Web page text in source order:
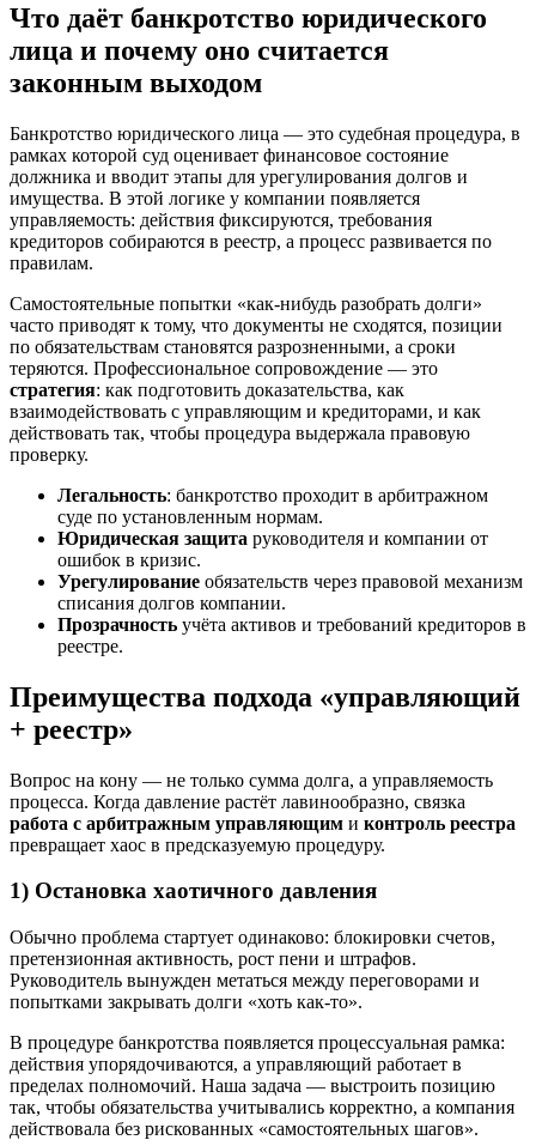
Что даёт банкротство юридического
лица и почему оно считается
законным выходом
Банкротство юридического лица — это судебная процедура, в
рамках которой суд оценивает финансовое состояние
должника и вводит этапы для урегулирования долгов и
имущества. В этой логике у компании появляется
управляемость: действия фиксируются, требования
кредиторов собираются в реестр, а процесс развивается по
правилам.
Самостоятельные попытки «как-нибудь разобрать долги»
часто приводят к тому, что документы не сходятся, позиции
по обязательствам становятся разрозненными, а сроки
теряются. Профессиональное сопровождение — это
стратегия: как подготовить доказательства, как
взаимодействовать с управляющим и кредиторами, и как
действовать так, чтобы процедура выдержала правовую
проверку.
Легальность: банкротство проходит в арбитражном
суде по установленным нормам.
Юридическая защита руководителя и компании от
ошибок в кризис.
Урегулирование обязательств через правовой механизм
списания долгов компании.
Прозрачность учёта активов и требований кредиторов в
реестре.
Преимущества подхода «управляющий
+ реестр»
Вопрос на кону — не только сумма долга, а управляемость
процесса. Когда давление растёт лавинообразно, связка
работа с арбитражным управляющим и контроль реестра
превращает хаос в предсказуемую процедуру.
1) Остановка хаотичного давления
Обычно проблема стартует одинаково: блокировки счетов,
претензионная активность, рост пени и штрафов.
Руководитель вынужден метаться между переговорами и
попытками закрывать долги «хоть как-то».
В процедуре банкротства появляется процессуальная рамка:
действия упорядочиваются, а управляющий работает в
пределах полномочий. Наша задача — выстроить позицию
так, чтобы обязательства учитывались корректно, а компания
действовала без рискованных «самостоятельных шагов».